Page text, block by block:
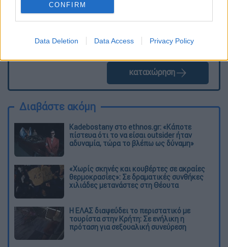
CONFIRM
Data Deletion Data Access Privacy Policy
καταχώρηση
Διαβάστε ακόμη
Kadebostany στο ethnos.gr: «Κάποτε
πίστευα ότι το να είσαι outsider ήταν
αδυναμία, τώρα το βλέπω ως δύναμη»
«Χωρίς σκηνές και κουβέρτες σε ακραίες
θερμοκρασίες»: Σε δραματικές συνθήκες
χιλιάδες μετανάστες στη Θέουτα
Η ΕΛΑΣ διαψεύδει το περιστατικό με
τουρίστα στην Κρήτη: Σε ενήλικη η
πρόταση για σεξουαλική συνεύρεση